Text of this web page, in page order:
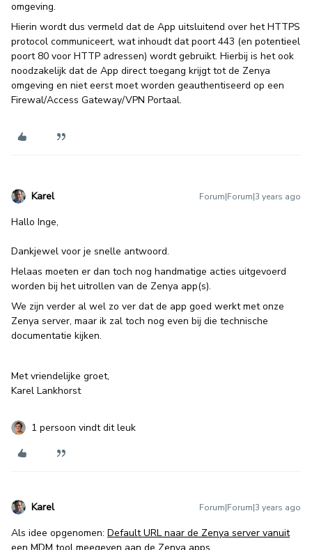
omgeving.
Hierin wordt dus vermeld dat de App uitsluitend over het HTTPS
protocol communiceert, wat inhoudt dat poort 443 (en potentieel
poort 80 voor HTTP adressen) wordt gebruikt. Hierbij is het ook
noodzakelijk dat de App direct toegang krijgt tot de Zenya
omgeving en niet eerst moet worden geauthentiseerd op een
Firewal/Access Gateway/VPN Portaal.
Karel Forum|Forum|3 years ago
Hallo Inge,
Dankjewel voor je snelle antwoord.
Helaas moeten er dan toch nog handmatige acties uitgevoerd
worden bij het uitrollen van de Zenya app(s).
We zijn verder al wel zo ver dat de app goed werkt met onze
Zenya server, maar ik zal toch nog even bij die technische
documentatie kijken.
Met vriendelijke groet,
Karel Lankhorst
1 persoon vindt dit leuk
Karel Forum|Forum|3 years ago
Als idee opgenomen: Default URL naar de Zenya server vanuit